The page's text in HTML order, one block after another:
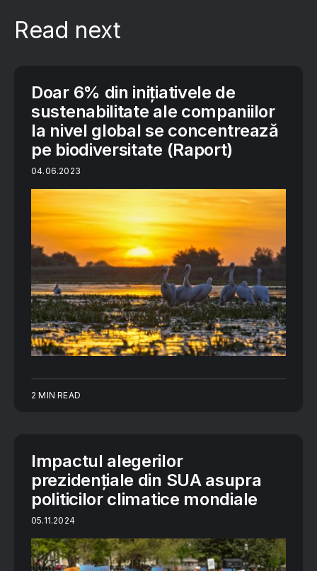
Read next
Doar 6% din inițiativele de
sustenabilitate ale companiilor
la nivel global se concentrează
pe biodiversitate (Raport)
04.06.2023
2 MIN READ
Impactul alegerilor
prezidențiale din SUA asupra
politicilor climatice mondiale
05.11.2024